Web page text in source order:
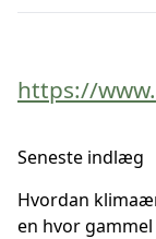
https://
Seneste indlæg
Hvordan
en hvor